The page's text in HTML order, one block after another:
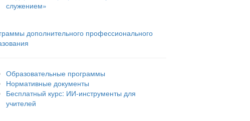
служением»
дополнительного профессионального
Образовательные программы
Нормативные документы
Бесплатный курс: ИИ‑инструменты для
учителей